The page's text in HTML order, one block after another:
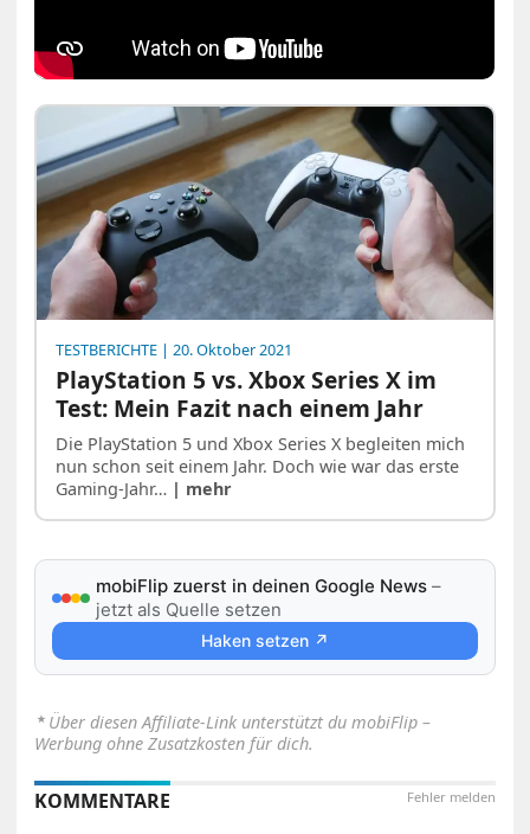
TESTBERICHTE | 20. Oktober 2021
PlayStation 5 vs. Xbox Series X im
Test: Mein Fazit nach einem Jahr
Die PlayStation 5 und Xbox Series X begleiten mich
nun schon seit einem Jahr. Doch wie war das erste
Gaming-Jahr… | mehr
mobiFlip zuerst in deinen Google News –
jetzt als Quelle setzen
Haken setzen ↗
⋆ Über diesen Affiliate-Link unterstützt du mobiFlip –
Werbung ohne Zusatzkosten für dich.
Fehler melden
KOMMENTARE